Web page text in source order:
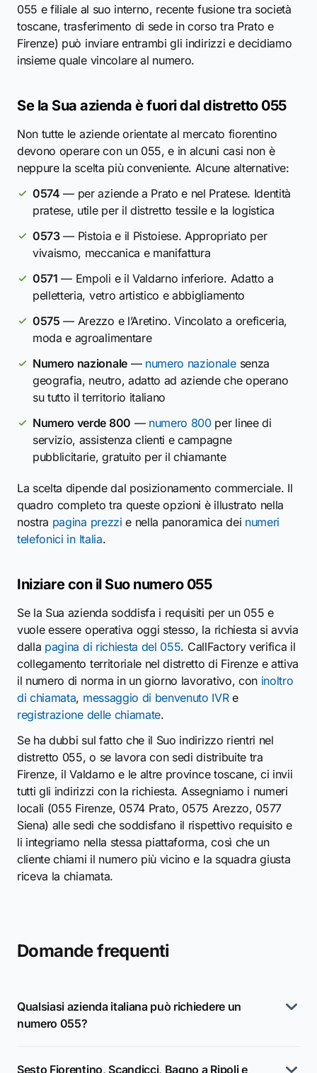
055 e filiale al suo interno, recente fusione tra società
toscane, trasferimento di sede in corso tra Prato e
Firenze) può inviare entrambi gli indirizzi e decidiamo
insieme quale vincolare al numero.
Se la Sua azienda è fuori dal distretto 055
Non tutte le aziende orientate al mercato fiorentino
devono operare con un 055, e in alcuni casi non è
neppure la scelta più conveniente. Alcune alternative:
0574 — per aziende a Prato e nel Pratese. Identità
pratese, utile per il distretto tessile e la logistica
0573— Pistoia e il Pistoiese. Appropriato per
vivaismo, meccanica e manifattura
0571 — Empoli e il Valdarno inferiore. Adatto a
pelletteria, vetro artistico e abbigliamento
0575 — Arezzo e l’Aretino. Vincolato a oreficeria,
moda e agroalimentare
Numero nazionale— numero nazionalesenza
geografia, neutro, adatto ad aziende che operano
su tutto il territorio italiano
Numero verde 800 — numero 800per linee di
servizio, assistenza clienti e campagne
pubblicitarie, gratuito per il chiamante
La scelta dipende dal posizionamento commerciale. Il
quadro completo tra queste opzioni è illustrato nella
nostra pagina prezzi e nella panoramica dei numeri
telefonici in Italia.
Iniziare con il Suo numero 055
Se la Sua azienda soddisfa i requisiti per un 055 e
vuole essere operativa oggi stesso, la richiesta si avvia
dalla pagina di richiesta del 055. CallFactory verifica il
collegamento territoriale nel distretto di Firenze e attiva
il numero di norma in un giorno lavorativo, con inoltro
di chiamata, messaggio di benvenuto IVRe
registrazione delle chiamate.
Se ha dubbi sul fatto che il Suo indirizzo rientri nel
distretto 055, o se lavora con sedi distribuite tra
Firenze, il Valdarno e le altre province toscane, ci invii
tutti gli indirizzi con la richiesta. Assegniamo i numeri
locali (055 Firenze, 0574 Prato, 0575 Arezzo, 0577
Siena) alle sedi che soddisfano il rispettivo requisito e
li integriamo nella stessa piattaforma, così che un
cliente chiami il numero più vicino e la squadra giusta
riceva la chiamata.
Domande frequenti
Qualsiasi azienda italiana può richiedere un
numero 055?
Sesto Fiorentino, Scandicci, Bagno a Ripoli e